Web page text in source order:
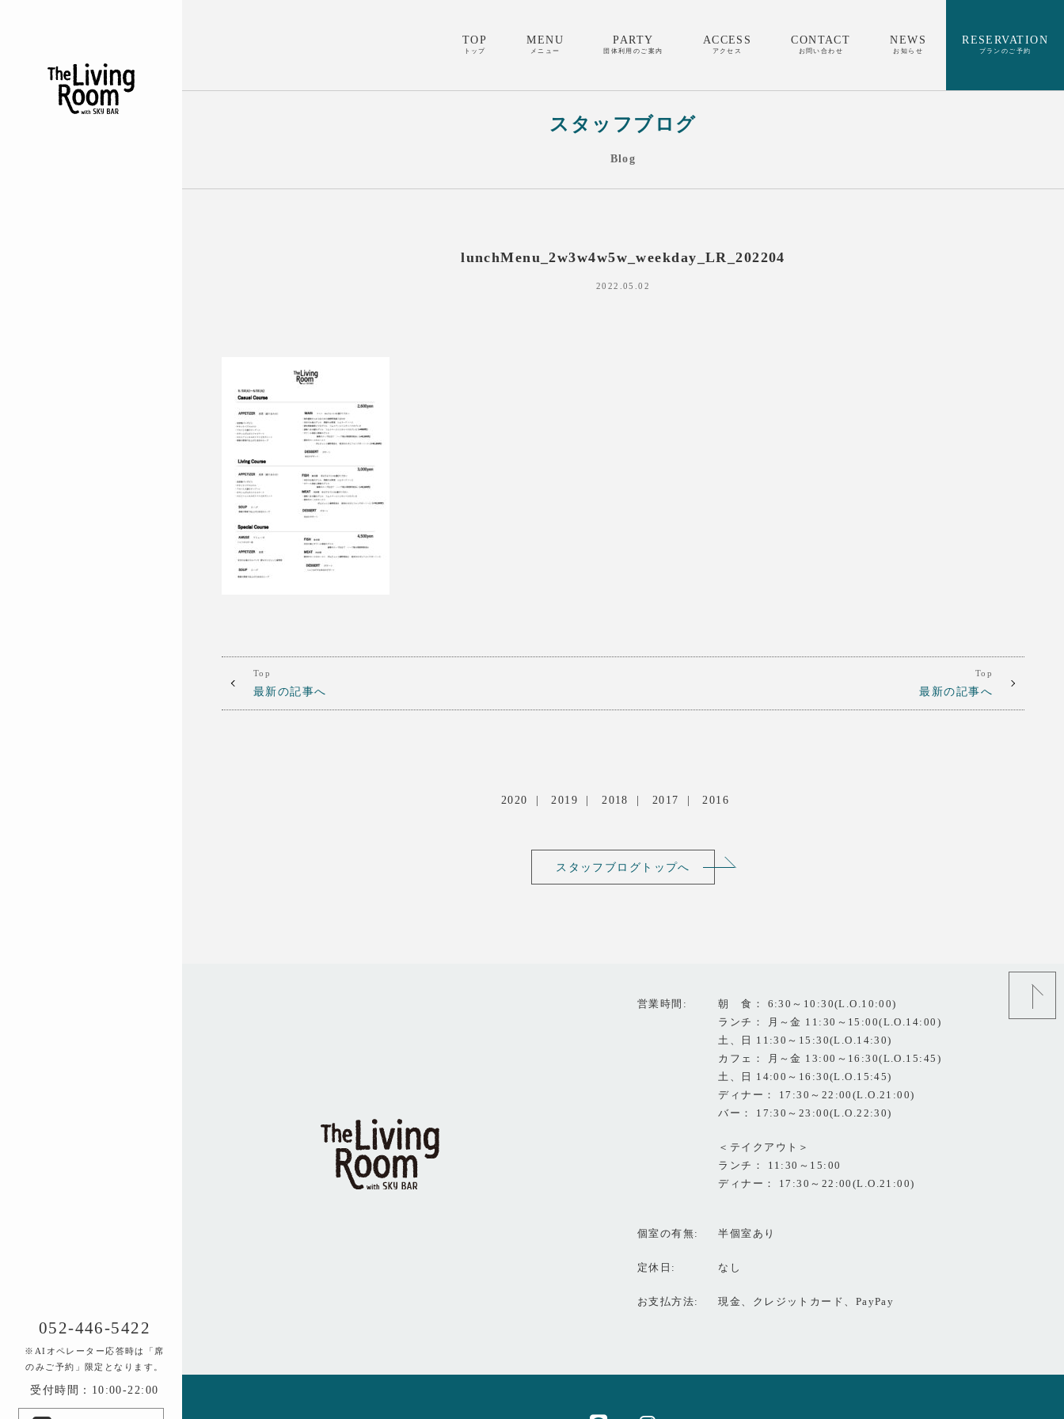
052-446-5422
※AIオペレーター応答時は「席
のみご予約」限定となります。
受付時間：10:00-22:00
TOP
トップ
MENU
メニュー
PARTY
団体利用のご案内
ACCESS
アクセス
CONTACT
お問い合わせ
NEWS
お知らせ
RESERVATION
プランのご予約
スタッフブログ
Blog
lunchMenu_2w3w4w5w_weekday_LR_202204
2022.05.02
Top
最新の記事へ
Top
最新の記事へ
2020 2019 2018 2017 2016
スタッフブログトップへ
営業時間
朝 食： 6:30～10:30(L.O.10:00)
ランチ： 月～金 11:30～15:00(L.O.14:00)
土、日 11:30～15:30(L.O.14:30)
カフェ： 月～金 13:00～16:30(L.O.15:45)
土、日 14:00～16:30(L.O.15:45)
ディナー： 17:30～22:00(L.O.21:00)
バー： 17:30～23:00(L.O.22:30)
＜テイクアウト＞
ランチ： 11:30～15:00
ディナー： 17:30～22:00(L.O.21:00)
個室の有無 半個室あり
定休日 なし
お支払方法 現金、クレジットカード、PayPay